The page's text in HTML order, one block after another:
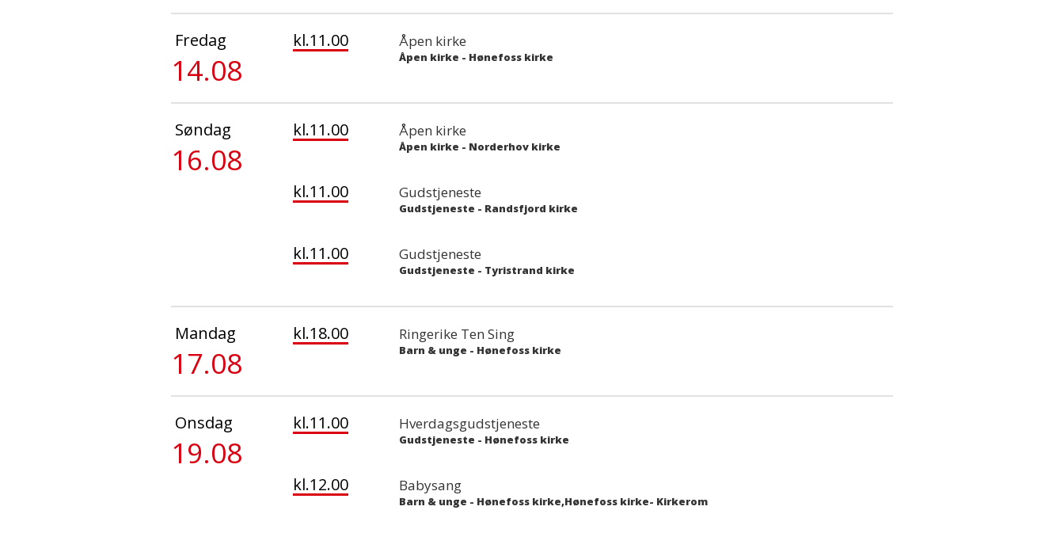
Fredag
14.08
kl.11.00 Åpen kirke
Åpen kirke - Hønefoss kirke
Søndag
16.08
kl.11.00 Åpen kirke
Åpen kirke - Norderhov kirke
kl.11.00 Gudstjeneste
Gudstjeneste - Randsfjord kirke
kl.11.00 Gudstjeneste
Gudstjeneste - Tyristrand kirke
Mandag
17.08
kl.18.00 Ringerike Ten Sing
Barn & unge - Hønefoss kirke
Onsdag
19.08
kl.11.00 Hverdagsgudstjeneste
Gudstjeneste - Hønefoss kirke
kl.12.00 Babysang
Barn & unge - Hønefoss kirke,Hønefoss kirke- Kirkerom